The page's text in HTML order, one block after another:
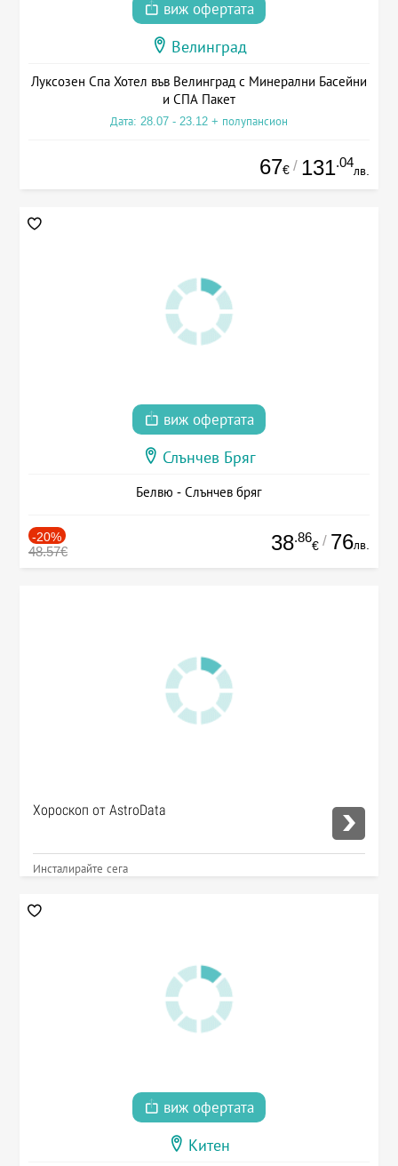
виж офертата
Велинград
Луксозен Спа Хотел във Велинград с Минерални Басейни
и СПА Пакет
Дата: 28.07 - 23.12 + полупансион
67€ / 131.04
лв.
виж офертата
Слънчев Бряг
Белвю - Слънчев бряг
-20%
48.57€ 38.86
€ / 76лв.
Хороскоп от AstroData
Инсталирайте сега
виж офертата
Китен